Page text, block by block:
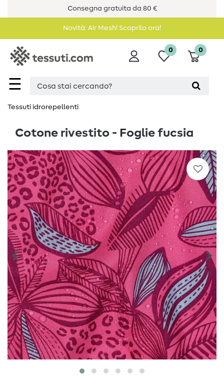
Consegna gratuita da 80 €
Novità: Air Mesh! Scoprilo ora!
☰
0 0
Tessuti idrorepellenti
Cotone rivestito - Foglie fucsia